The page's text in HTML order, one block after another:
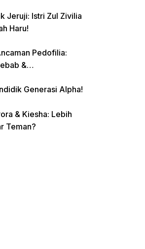
Jeruji: Istri Zul Zivilia
Haru!
Pedofilia:
&
Generasi Alpha!
& Kiesha: Lebih
Teman?